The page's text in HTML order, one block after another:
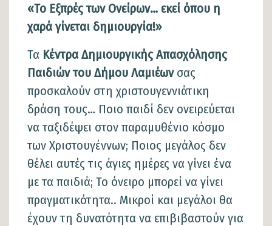
«Το Εξπρές των Ονείρων… εκεί όπου η
χαρά γίνεται δημιουργία!»
Τα Κέντρα Δημιουργικής Απασχόλησης
Παιδιών του Δήμου Λαμιέωνσας
προσκαλούν στη χριστουγεννιάτικη
δράση τους… Ποιο παιδί δεν ονειρεύεται
να ταξιδέψει στον παραμυθένιο κόσμο
των Χριστουγέννων; Ποιος μεγάλος δεν
θέλει αυτές τις άγιες ημέρες να γίνει ένα
με τα παιδιά; Το όνειρο μπορεί να γίνει
πραγματικότητα.. Μικροί και μεγάλοι θα
έχουν τη δυνατότητα να επιβιβαστούν για